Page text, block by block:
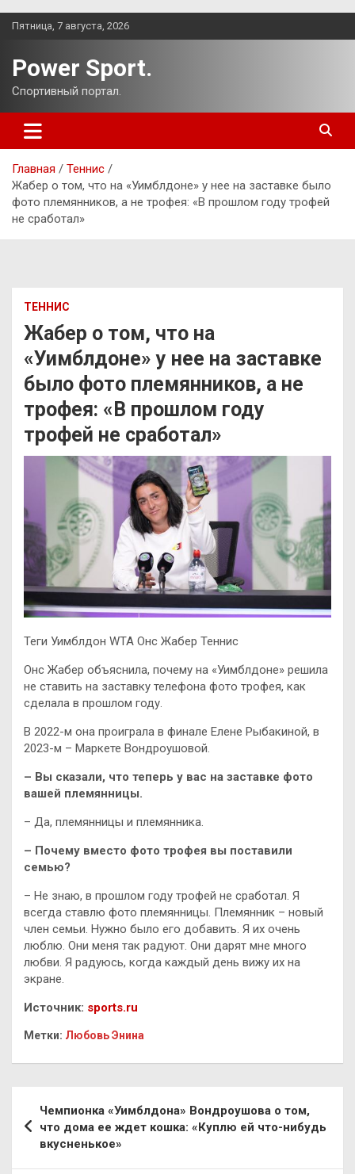
Перейти
Пятница, 7 августа, 2026
Power Sport.
Спортивный портал.
Главная
Теннис
Жабер о том, что на «Уимблдоне» у нее на заставке было
фото племянников, а не трофея: «В прошлом году трофей
не сработал»
ТЕННИС
Жабер о том, что на
«Уимблдоне» у нее на заставке
было фото племянников, а не
трофея: «В прошлом году
трофей не сработал»
Теги Уимблдон WTA Онс Жабер Теннис
Онс Жабер объяснила, почему на «Уимблдоне» решила
не ставить на заставку телефона фото трофея, как
сделала в прошлом году.
В 2022-м она проиграла в финале Елене Рыбакиной, в
2023-м – Маркете Вондроушовой.
– Вы сказали, что теперь у вас на заставке фото
вашей племянницы.
– Да, племянницы и племянника.
– Почему вместо фото трофея вы поставили
семью?
– Не знаю, в прошлом году трофей не сработал. Я
всегда ставлю фото племянницы. Племянник – новый
член семьи. Нужно было его добавить. Я их очень
люблю. Они меня так радуют. Они дарят мне много
любви. Я радуюсь, когда каждый день вижу их на
экране.
Источник: sports.ru
Метки: Любовь Энина
по
записям
Чемпионка «Уимблдона» Вондроушова о том,
что дома ее ждет кошка: «Куплю ей что-нибудь
вкусненькое»